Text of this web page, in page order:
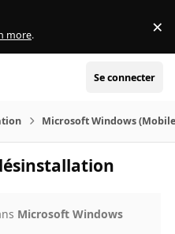
more. ×
Se connecter
Microsoft Windows
Microsoft Windows